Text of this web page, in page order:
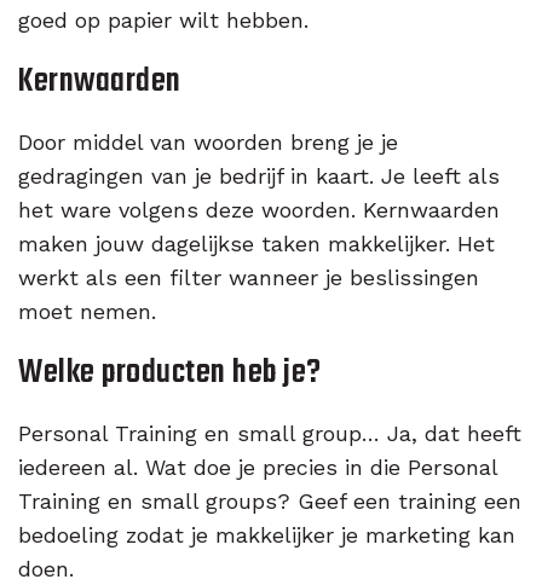
goed op papier wilt hebben.
Kernwaarden
Door middel van woorden breng je je
gedragingen van je bedrijf in kaart. Je leeft als
het ware volgens deze woorden. Kernwaarden
maken jouw dagelijkse taken makkelijker. Het
werkt als een filter wanneer je beslissingen
moet nemen.
Welke producten heb je?
Personal Training en small group… Ja, dat heeft
iedereen al. Wat doe je precies in die Personal
Training en small groups? Geef een training een
bedoeling zodat je makkelijker je marketing kan
doen.